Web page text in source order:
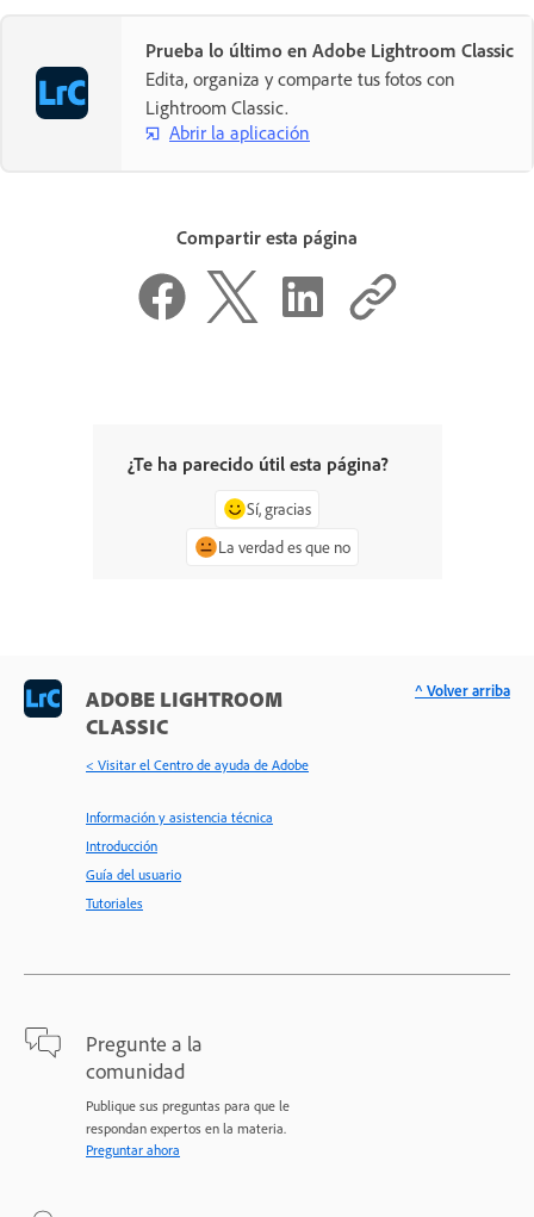
Prueba lo último en Adobe Lightroom Classic
Edita, organiza y comparte tus fotos con
Lightroom Classic.
Abrir la aplicación
Compartir esta página
¿Te ha parecido útil esta página?
Sí, gracias
La verdad es que no
ADOBE LIGHTROOM
CLASSIC
< Visitar el Centro de ayuda de Adobe
Información y asistencia técnica
Introducción
Guía del usuario
Tutoriales
Pregunte a la
comunidad
Publique sus preguntas para que le
respondan expertos en la materia.
Preguntar ahora
^ Volver arriba